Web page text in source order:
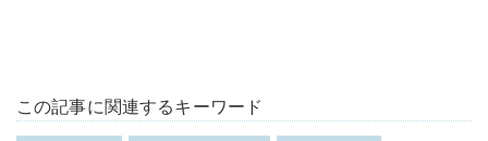
この記事に関連するキーワード